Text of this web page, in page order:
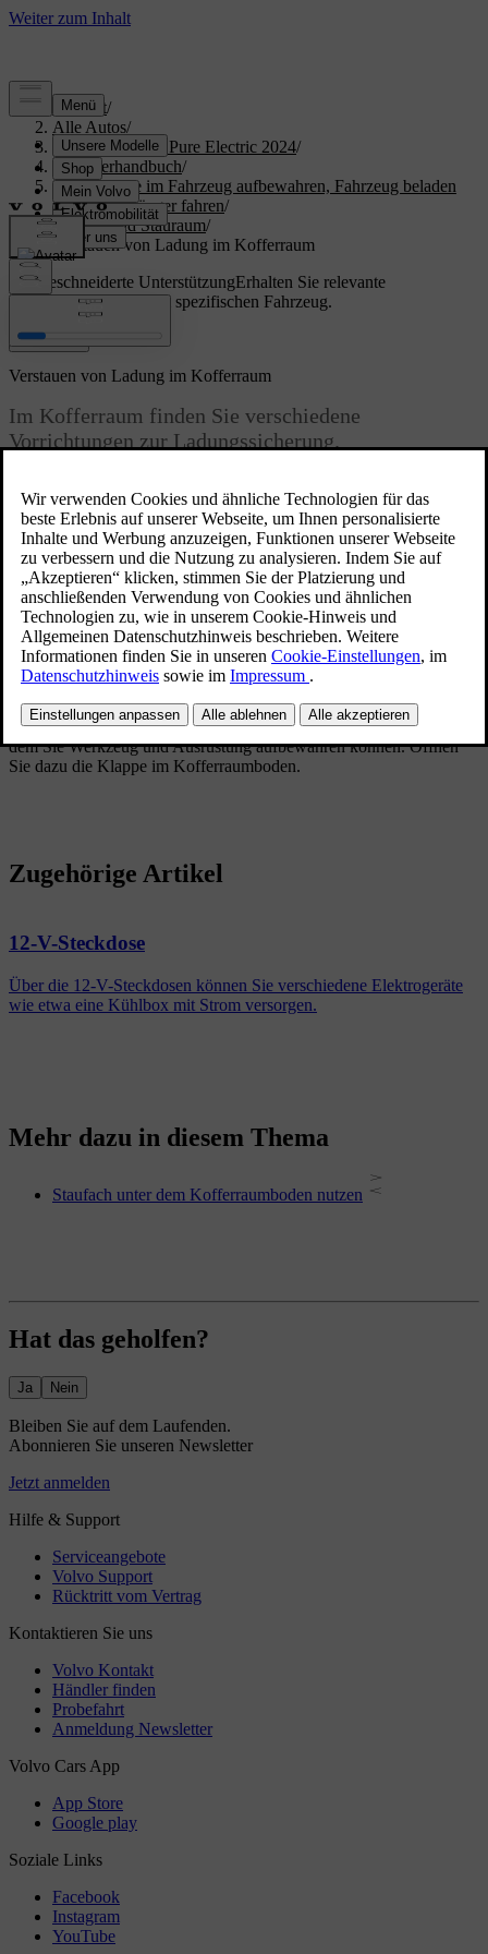
Support/
Alle Autos/
XC40 Recharge Pure Electric 2024/
Benutzerhandbuch/
Gegenstände im Fahrzeug aufbewahren, Fahrzeug beladen
und mit Anhänger fahren/
Lade- und Stauraum/
Verstauen von Ladung im Kofferraum
Maßgeschneiderte UnterstützungErhalten Sie relevante
Informationen zu Ihrem spezifischen Fahrzeug.
Anmelden
Verstauen von Ladung im Kofferraum
Im Kofferraum finden Sie verschiedene
Vorrichtungen zur Ladungssicherung.
Der Kofferraum verfügt über mehrere nützliche Vorrichtungen zum
Verstauen und Sichern von Gegenständen.
Der Kofferraum bietet Ihnen mehrere Vorrichtungen zur
Ladungssicherung. Hierzu gehören:
Taschenhaken zum Sichern von Einkaufstaschen vor dem
Umkippen. Diese befinden sich an den Seitenwänden und unter
der Bodenklappe.
Staufach in der Seitenwand.
Unter dem Kofferraumboden befindet sich ein weiteres Staufach, in
dem Sie Werkzeug und Ausrüstung aufbewahren können. Öffnen
Sie dazu die Klappe im Kofferraumboden.
Zugehörige Artikel
12-V-Steckdose
Über die 12-V-Steckdosen können Sie verschiedene Elektrogeräte
wie etwa eine Kühlbox mit Strom versorgen.
Mehr dazu in diesem Thema
Staufach unter dem Kofferraumboden nutzen
Hat das geholfen?
Ja Nein